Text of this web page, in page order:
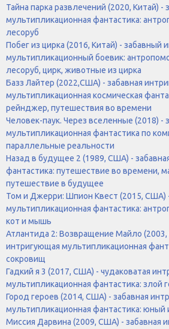
Тайна парка развлечений (2020, Китай) -
мультипликационная фантастика:
лесоруб
Побег из цирка (2016, Китай) - забавный
мультипликационный боевик:
лесоруб, цирк, животные из цирка
Базз Лайтер (2022,США) - забавная
мультипликационная космическая
рейнджер, путешествия во времени
Человек-паук. Через вселенные (2018) -
мультипликационная фантастика по
параллельные реальности
Назад в будущее 2 (1989, США) -
фантастика: путешествие во времени,
путешествие в будущее
Том и Джерри: Шпион Квест (2015, США) -
мультипликационная фантастика:
кот и мышь
Атлантида 2: Возвращение Майло
интригующая мультипликационная
сокровищ
Гадкий я 3 (2017, США) - чудаковатая
мультипликационная фантастика: злой
Город героев (2014, США) - забавная
мультипликационная фантастика: юный
Миссия Дарвина (2009, США) - забавная